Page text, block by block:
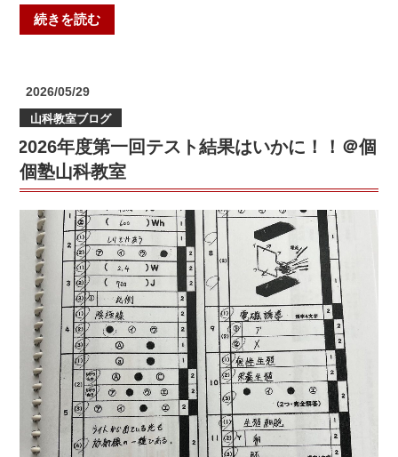
科
教
“暗
記
な
あ
な
た
へ
＠
個
個
塾
山
科
教
室”
の
続きを読む
投
日:
2026/05/29
山科教室ブログ
2026年度第一回テスト結果はいかに！！＠個
個塾山科教室